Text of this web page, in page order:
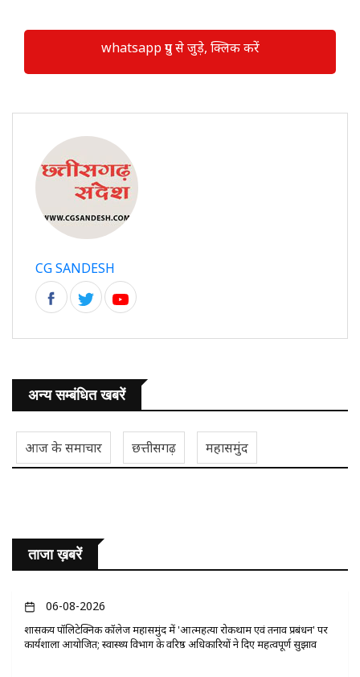
whatsapp ग्रुप से जुड़े, क्लिक करें
CG SANDESH
अन्य सम्बंधित खबरें
आज के समाचार छत्तीसगढ़ महासमुंद
ताजा ख़बरें
06-08-2026
​शासकीय पॉलिटेक्निक कॉलेज महासमुंद में 'आत्महत्या रोकथाम एवं तनाव प्रबंधन' पर
कार्यशाला आयोजित; स्वास्थ्य विभाग के वरिष्ठ अधिकारियों ने दिए महत्वपूर्ण सुझाव